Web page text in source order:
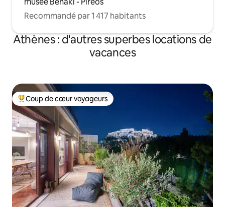
Recommandé par 1 417 habitants
Athènes : d'autres superbes locations de
vacances
Coups de cœur voyageurs les plus appréciés
Coup de cœur voyageurs